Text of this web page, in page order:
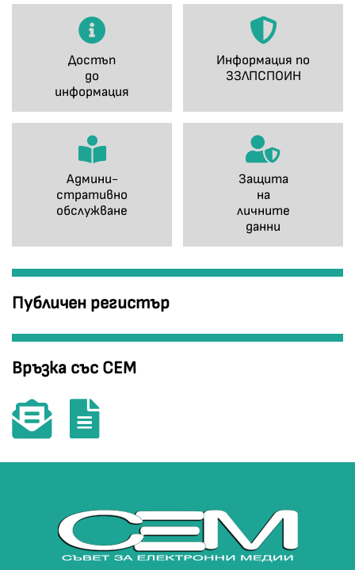
Достъп
до
информация
Информация по
ЗЗЛПСПОИН
Админи-
стративно
обслужване
Защита
на
личните
данни
Публичен регистър
Връзка със СЕМ